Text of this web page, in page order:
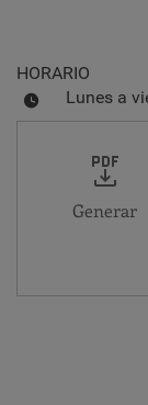
HORARIO
Lunes a
Generar